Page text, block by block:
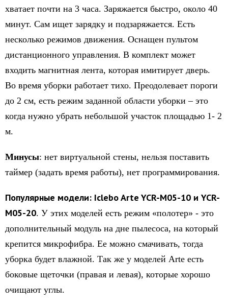
хватает почти на 3 часа. Заряжается быстро, около 40
минут. Сам ищет зарядку и подзаряжается. Есть
несколько режимов движения. Оснащен пультом
дистанционного управления. В комплект может
входить магнитная лента, которая имитирует дверь.
Во время уборки работает тихо. Преодолевает пороги
до 2 см, есть режим заданной области уборки – это
когда нужно убрать небольшой участок площадью 1- 2
м.
Минусы: нет виртуальной стены, нельзя поставить
таймер (задать время работы), нет программирования.
Популярные модели: Iclebo Arte YCR-M05-10 и YCR-
M05-20. У этих моделей есть режим «полотер» - это
дополнительный модуль на дне пылесоса, на который
крепится микрофибра. Ее можно смачивать, тогда
уборка будет влажной. Так же у моделей Arte есть
боковые щеточки (правая и левая), которые хорошо
очищают углы.